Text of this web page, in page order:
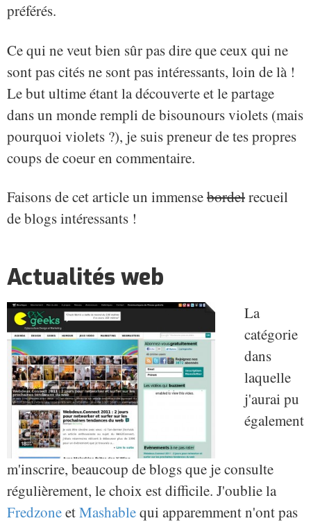
préférés.
Ce qui ne veut bien sûr pas dire que ceux qui ne
sont pas cités ne sont pas intéressants, loin de là !
Le but ultime étant la découverte et le partage
dans un monde rempli de bisounours violets (mais
pourquoi violets ?), je suis preneur de tes propres
coups de coeur en commentaire.
Faisons de cet article un immensebordelrecueil
de blogs intéressants !
Actualités web
La
catégorie
dans
laquelle
j'aurai pu
également
m'inscrire, beaucoup de blogs que je consulte
régulièrement, le choix est difficile. J'oublie la
FredzoneetMashablequi apparemment n'ont pas